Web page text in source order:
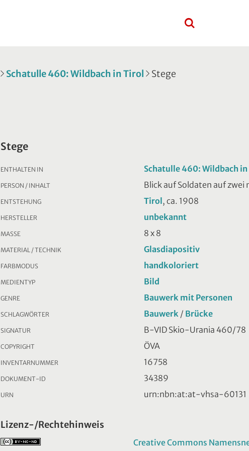
Schatulle 460: Wildbach in Tirol Stege
Stege
ENTHALTEN IN Schatulle 460: Wildbach
PERSON / INHALT Blick auf Soldaten auf
ENTSTEHUNG Tirol, ca. 1908
HERSTELLER unbekannt
MASSE 8 x 8
MATERIAL / TECHNIK Glasdiapositiv
FARBMODUS handkoloriert
MEDIENTYP Bild
GENRE Bauwerk mit Personen
SCHLAGWÖRTER Bauwerk / Brücke
SIGNATUR B-VID Skio-Urania 460/78
COPYRIGHT ÖVA
INVENTARNUMMER 16758
DOKUMENT-ID 34389
URN urn:nbn:at:at-vhsa-60131
Lizenz-/Rechtehinweis
Creative Commons